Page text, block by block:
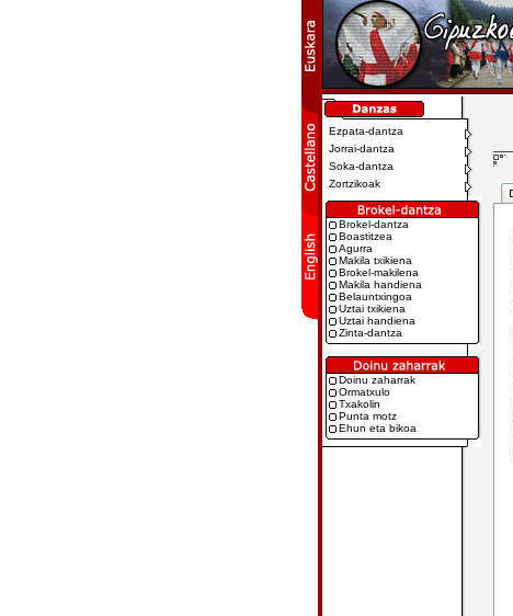
Ezpata-dantza
Jorrai-dantza
Soka-dantza
Zortzikoak
Brokel-dantza
Boastitzea
Agurra
Makila txikiena
Brokel-makilena
Makila handiena
Belauntxingoa
Uztai txikiena
Uztai handiena
Zinta-dantza
Doinu zaharrak
Ormatxulo
Txakolin
Punta motz
Ehun eta bikoa